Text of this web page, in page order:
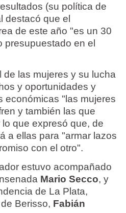
(su política de
destacó que el
de este año "es un 30
presupuestado en el
de las mujeres y su lucha
y oportunidades y
económicas "las mujeres
y también las que
que expresó que, de
a ellas para "armar lazos
con el otro".
estuvo acompañado
Mario Secco, y
de La Plata,
Berisso, Fabián